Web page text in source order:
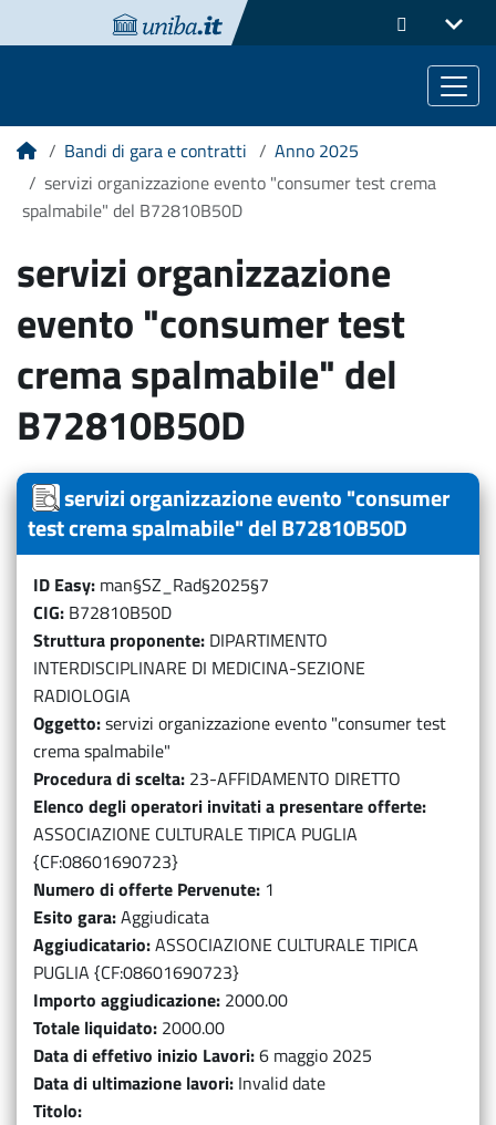
HomeBandi di gara e contratti
Anno 2025
servizi organizzazione evento "consumer test crema
spalmabile" del B72810B50D
servizi organizzazione
evento "consumer test
crema spalmabile" del
B72810B50D
servizi organizzazione evento "consumer
test crema spalmabile" del B72810B50D
ID Easy man§SZ_Rad§2025§7
CIG B72810B50D
Struttura proponente DIPARTIMENTO
INTERDISCIPLINARE DI MEDICINA-SEZIONE
RADIOLOGIA
Oggetto servizi organizzazione evento "consumer test
crema spalmabile"
Procedura di scelta 23-AFFIDAMENTO DIRETTO
Elenco degli operatori invitati a presentare offerte
ASSOCIAZIONE CULTURALE TIPICA PUGLIA
{CF:08601690723}
Numero di offerte Pervenute 1
Esito gara Aggiudicata
Aggiudicatario ASSOCIAZIONE CULTURALE TIPICA
PUGLIA {CF:08601690723}
Importo aggiudicazione 2000.00
Totale liquidato 2000.00
Data di effetivo inizio Lavori 6 maggio 2025
Data di ultimazione lavori Invalid date
Titolo